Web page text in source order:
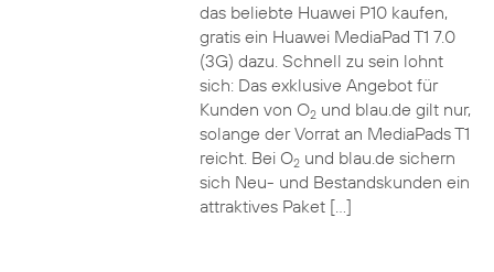
das beliebte Huawei P10 kaufen,
gratis ein Huawei MediaPad T1 7.0
(3G) dazu. Schnell zu sein lohnt
sich: Das exklusive Angebot für
Kunden von O2und blau.de gilt nur,
solange der Vorrat an MediaPads T1
reicht. Bei O2und blau.de sichern
sich Neu- und Bestandskunden ein
attraktives Paket […]